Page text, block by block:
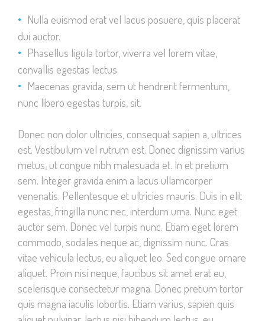
Nulla euismod erat vel lacus posuere, quis placerat
dui auctor.
Phasellus ligula tortor, viverra vel lorem vitae,
convallis egestas lectus.
Maecenas gravida, sem ut hendrerit fermentum,
nunc libero egestas turpis, sit.
Donec non dolor ultricies, consequat sapien a, ultrices
est. Vestibulum vel rutrum est. Donec dignissim varius
metus, ut congue nibh malesuada et. In et pretium
sem. Integer gravida enim a lacus ullamcorper
venenatis. Pellentesque et ultricies mauris. Duis in elit
egestas, fringilla nunc nec, interdum urna. Nunc eget
auctor sem. Donec vel turpis nunc. Etiam eget lorem
commodo, sodales neque ac, dignissim nunc. Cras
vitae vehicula lectus, eu aliquet leo. Sed congue ornare
aliquet. Proin nisi neque, faucibus sit amet erat eu,
scelerisque consectetur magna. Donec pretium tortor
quis magna iaculis lobortis. Etiam varius, sapien quis